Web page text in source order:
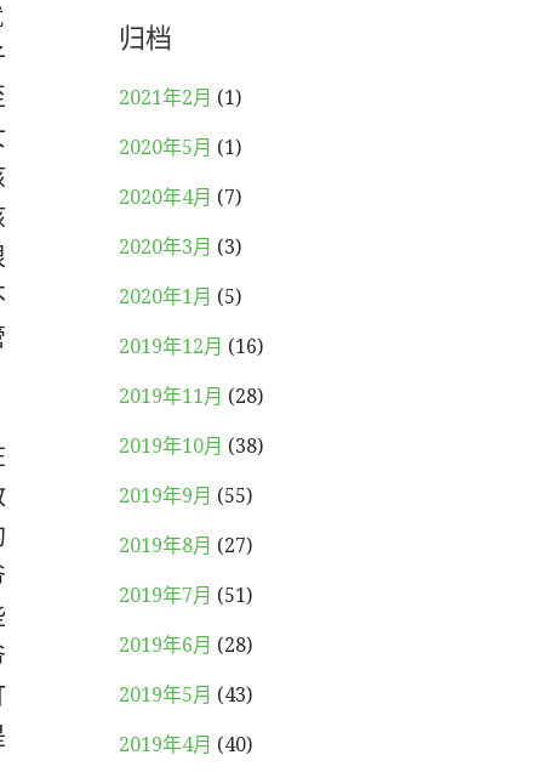
归档
2021年2月 (1)
2020年5月 (1)
2020年4月 (7)
2020年3月 (3)
2020年1月 (5)
2019年12月 (16)
2019年11月 (28)
2019年10月 (38)
2019年9月 (55)
2019年8月 (27)
2019年7月 (51)
2019年6月 (28)
2019年5月 (43)
2019年4月 (40)